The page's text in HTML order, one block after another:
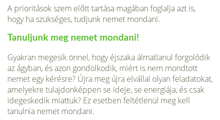
A prioritások szem előtt tartása magában foglalja azt is,
hogy ha szük­séges, tudjunk nemet mondani.
Tanuljunk meg nemet mondani!
Gyakran megesik önnel, hogy éjszaka álmatlanul forgolódik
az ágyban, és azon gondolkodik, miért is nem mondtott
nemet egy kérésre? Újra meg újra elvállal olyan feladatokat,
amelyekre tulajdonképpen se ideje, se energiája, és csak
idegeskedik miattuk? Ez esetben feltétlenül meg kell
tanulnia nemet mondani.